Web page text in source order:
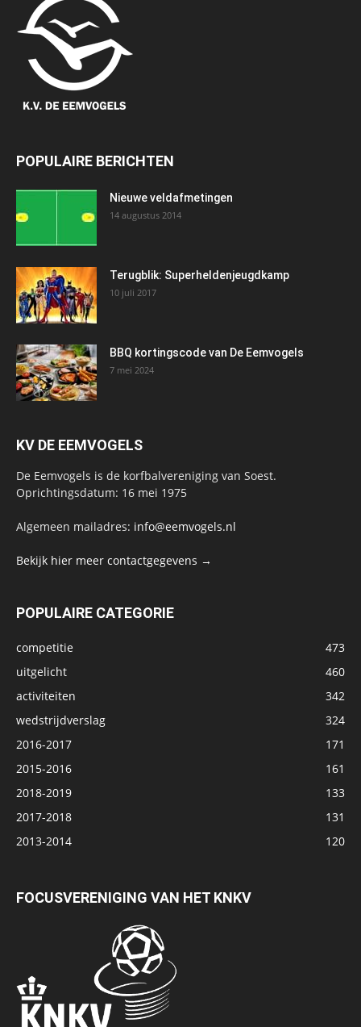
POPULAIRE BERICHTEN
Nieuwe veldafmetingen
14 augustus 2014
Terugblik: Superheldenjeugdkamp
10 juli 2017
BBQ kortingscode van De Eemvogels
7 mei 2024
KV DE EEMVOGELS
De Eemvogels is de korfbalvereniging van Soest.
Oprichtingsdatum: 16 mei 1975
Algemeen mailadres: info@eemvogels.nl
Bekijk hier meer contactgegevens →
POPULAIRE CATEGORIE
competitie
473
uitgelicht
460
activiteiten
342
wedstrijdverslag
324
2016-2017
171
2015-2016
161
2018-2019
133
2017-2018
131
2013-2014
120
FOCUSVERENIGING VAN HET KNKV